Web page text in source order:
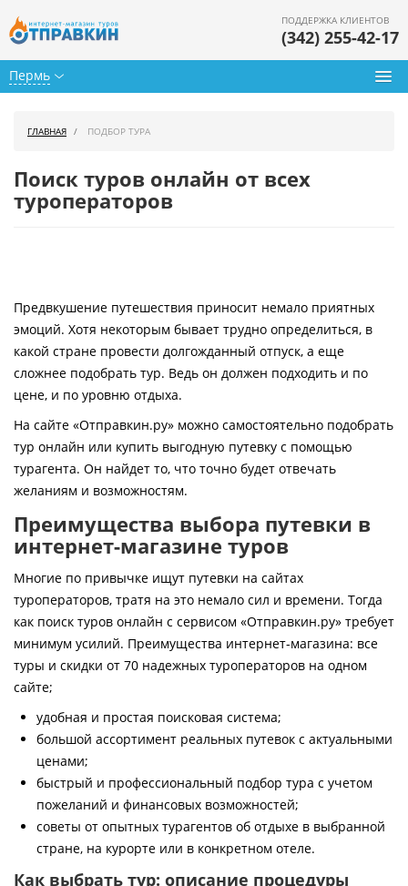
Пермь
ПОДДЕРЖКА КЛИЕНТОВ
(342) 255-42-17
Горящие туры
Страны
Как купить
Контакты
ГЛАВНАЯ ПОДБОР ТУРА
Поиск туров онлайн от всех
туроператоров
Предвкушение путешествия приносит немало приятных
эмоций. Хотя некоторым бывает трудно определиться, в
какой стране провести долгожданный отпуск, а еще
сложнее подобрать тур. Ведь он должен подходить и по
цене, и по уровню отдыха.
На сайте «Отправкин.ру» можно самостоятельно подобрать
тур онлайн или купить выгодную путевку с помощью
турагента. Он найдет то, что точно будет отвечать
желаниям и возможностям.
Преимущества выбора путевки в
интернет-магазине туров
Многие по привычке ищут путевки на сайтах
туроператоров, тратя на это немало сил и времени. Тогда
как поиск туров онлайн с сервисом «Отправкин.ру» требует
минимум усилий. Преимущества интернет-магазина: все
туры и скидки от 70 надежных туроператоров на одном
сайте;
удобная и простая поисковая система;
большой ассортимент реальных путевок с актуальными
ценами;
быстрый и профессиональный подбор тура с учетом
пожеланий и финансовых возможностей;
советы от опытных турагентов об отдыхе в выбранной
стране, на курорте или в конкретном отеле.
Как выбрать тур: описание процедуры